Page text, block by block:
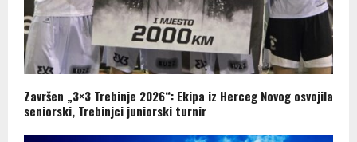
Završen „3×3 Trebinje 2026“: Ekipa iz Herceg Novog osvojila
seniorski, Trebinjci juniorski turnir